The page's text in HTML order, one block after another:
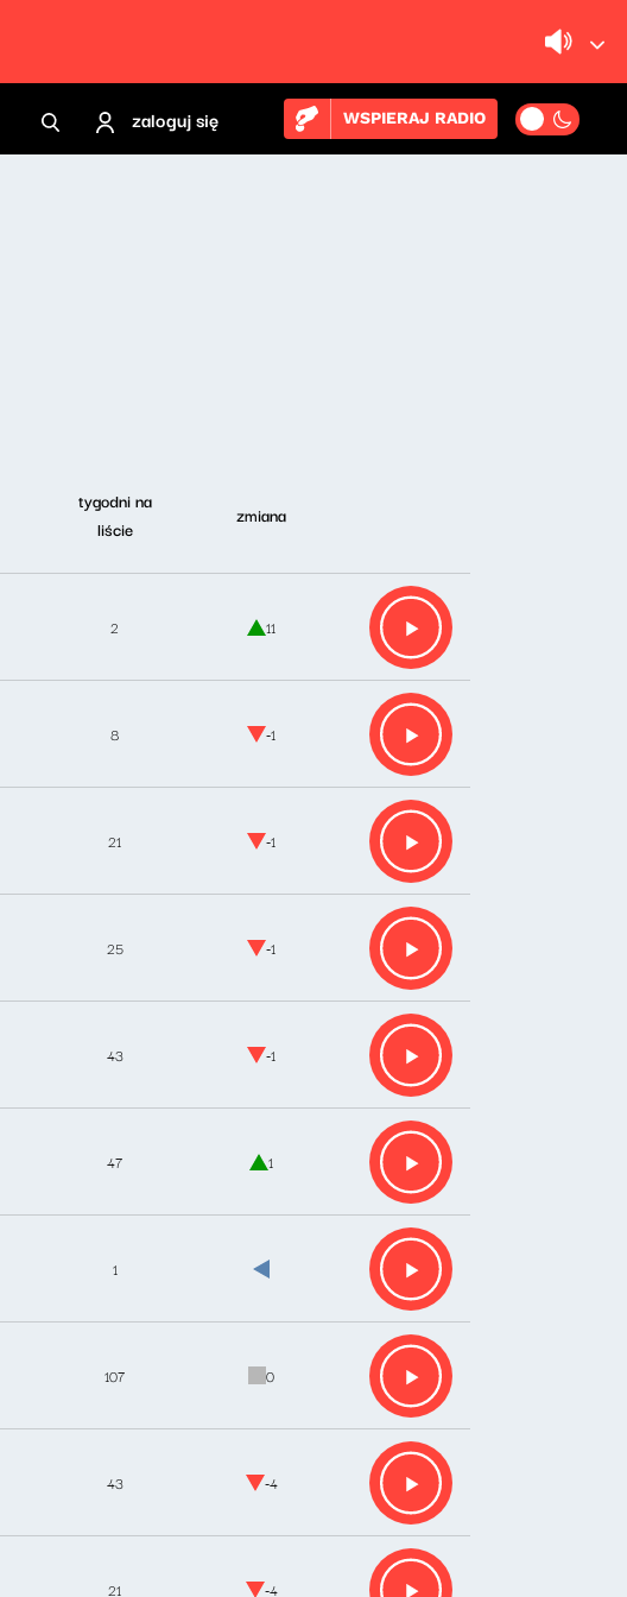
zaloguj się WSPIERAJ RADIO
tygodni na
liście
zmiana
2 11
8 -1
21 -1
25 -1
43 -1
47 1
1
107 0
43 -4
21 -4